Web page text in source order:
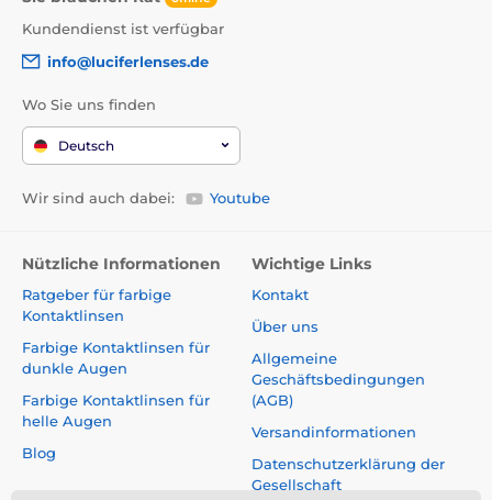
Kundendienst ist verfügbar
info@luciferlenses.de
Wo Sie uns finden
Deutsch
Wir sind auch dabei: Youtube
Nützliche Informationen
Ratgeber für farbige
Kontaktlinsen
Farbige Kontaktlinsen für
dunkle Augen
Farbige Kontaktlinsen für
helle Augen
Blog
Wichtige Links
Kontakt
Über uns
Allgemeine
Geschäftsbedingungen
(AGB)
Versandinformationen
Datenschutzerklärung der
Gesellschaft